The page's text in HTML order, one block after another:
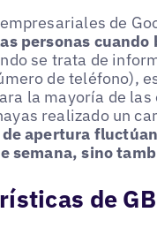
de
personas
se trata de
de teléfono),
la mayoría de
realizado un
apertura
semana, sino
de